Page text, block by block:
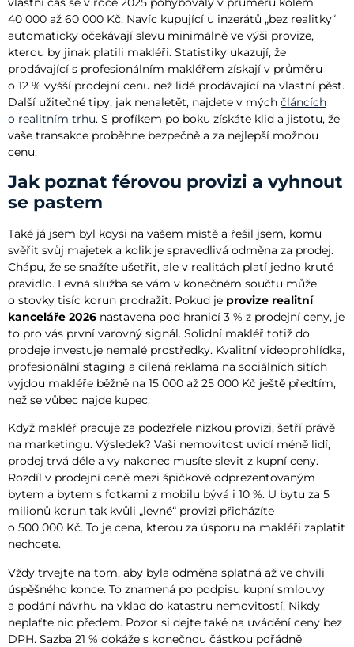
40 000 až 60 000 Kč. Navíc kupující u inzerátů „bez realitky“
automaticky očekávají slevu minimálně ve výši provize,
kterou by jinak platili makléři. Statistiky ukazují, že
prodávající s profesionálním makléřem získají v průměru
o 12 % vyšší prodejní cenu než lidé prodávající na vlastní pěst.
Další užitečné tipy, jak nenaletět, najdete v mých článcích
o realitním trhu. S profíkem po boku získáte klid a jistotu, že
vaše transakce proběhne bezpečně a za nejlepší možnou
cenu.
Jak poznat férovou provizi a vyhnout
se pastem
Také já jsem byl kdysi na vašem místě a řešil jsem, komu
svěřit svůj majetek a kolik je spravedlivá odměna za prodej.
Chápu, že se snažíte ušetřit, ale v realitách platí jedno kruté
pravidlo. Levná služba se vám v konečném součtu může
o stovky tisíc korun prodražit. Pokud je provize realitní
kanceláře 2026 nastavena pod hranicí 3 % z prodejní ceny, je
to pro vás první varovný signál. Solidní makléř totiž do
prodeje investuje nemalé prostředky. Kvalitní videoprohlídka,
profesionální staging a cílená reklama na sociálních sítích
vyjdou makléře běžně na 15 000 až 25 000 Kč ještě předtím,
než se vůbec najde kupec.
Když makléř pracuje za podezřele nízkou provizi, šetří právě
na marketingu. Výsledek? Vaši nemovitost uvidí méně lidí,
prodej trvá déle a vy nakonec musíte slevit z kupní ceny.
Rozdíl v prodejní ceně mezi špičkově odprezentovaným
bytem a bytem s fotkami z mobilu bývá i 10 %. U bytu za 5
milionů korun tak kvůli „levné“ provizi přicházíte
o 500 000 Kč. To je cena, kterou za úsporu na makléři zaplatit
nechcete.
Vždy trvejte na tom, aby byla odměna splatná až ve chvíli
úspěšného konce. To znamená po podpisu kupní smlouvy
a podání návrhu na vklad do katastru nemovitostí. Nikdy
neplaťte nic předem. Pozor si dejte také na uvádění ceny bez
DPH. Sazba 21 % dokáže s konečnou částkou pořádně